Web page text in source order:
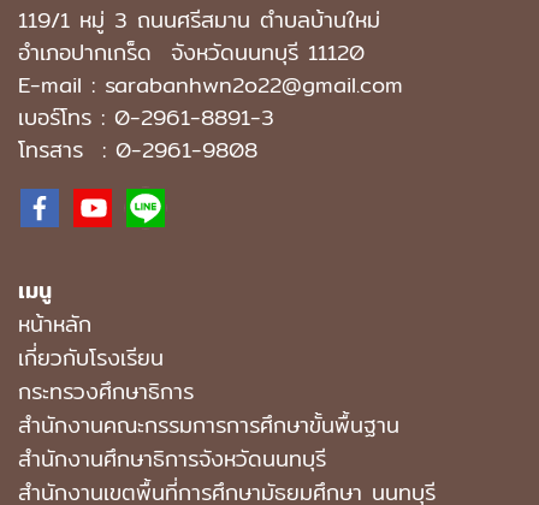
119/1 หมู่ 3 ถนนศรีสมาน ตำบลบ้านใหม่
อำเภอปากเกร็ด จังหวัดนนทบุรี 11120
E-mail : sarabanhwn2o22@gmail.com
เบอร์โทร : 0-2961-8891-3
โทรสาร : 0-2961-9808
เมนู
หน้าหลัก
เกี่ยวกับโรงเรียน
กระทรวงศึกษาธิการ
สำนักงานคณะกรรมการการศึกษาขั้นพื้นฐาน
สำนักงานศึกษาธิการจังหวัดนนทบุรี
สํานักงานเขตพื้นที่การศึกษามัธยมศึกษา นนทบุรี